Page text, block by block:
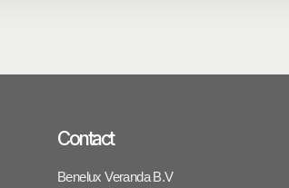
Contact
Benelux Veranda B.V